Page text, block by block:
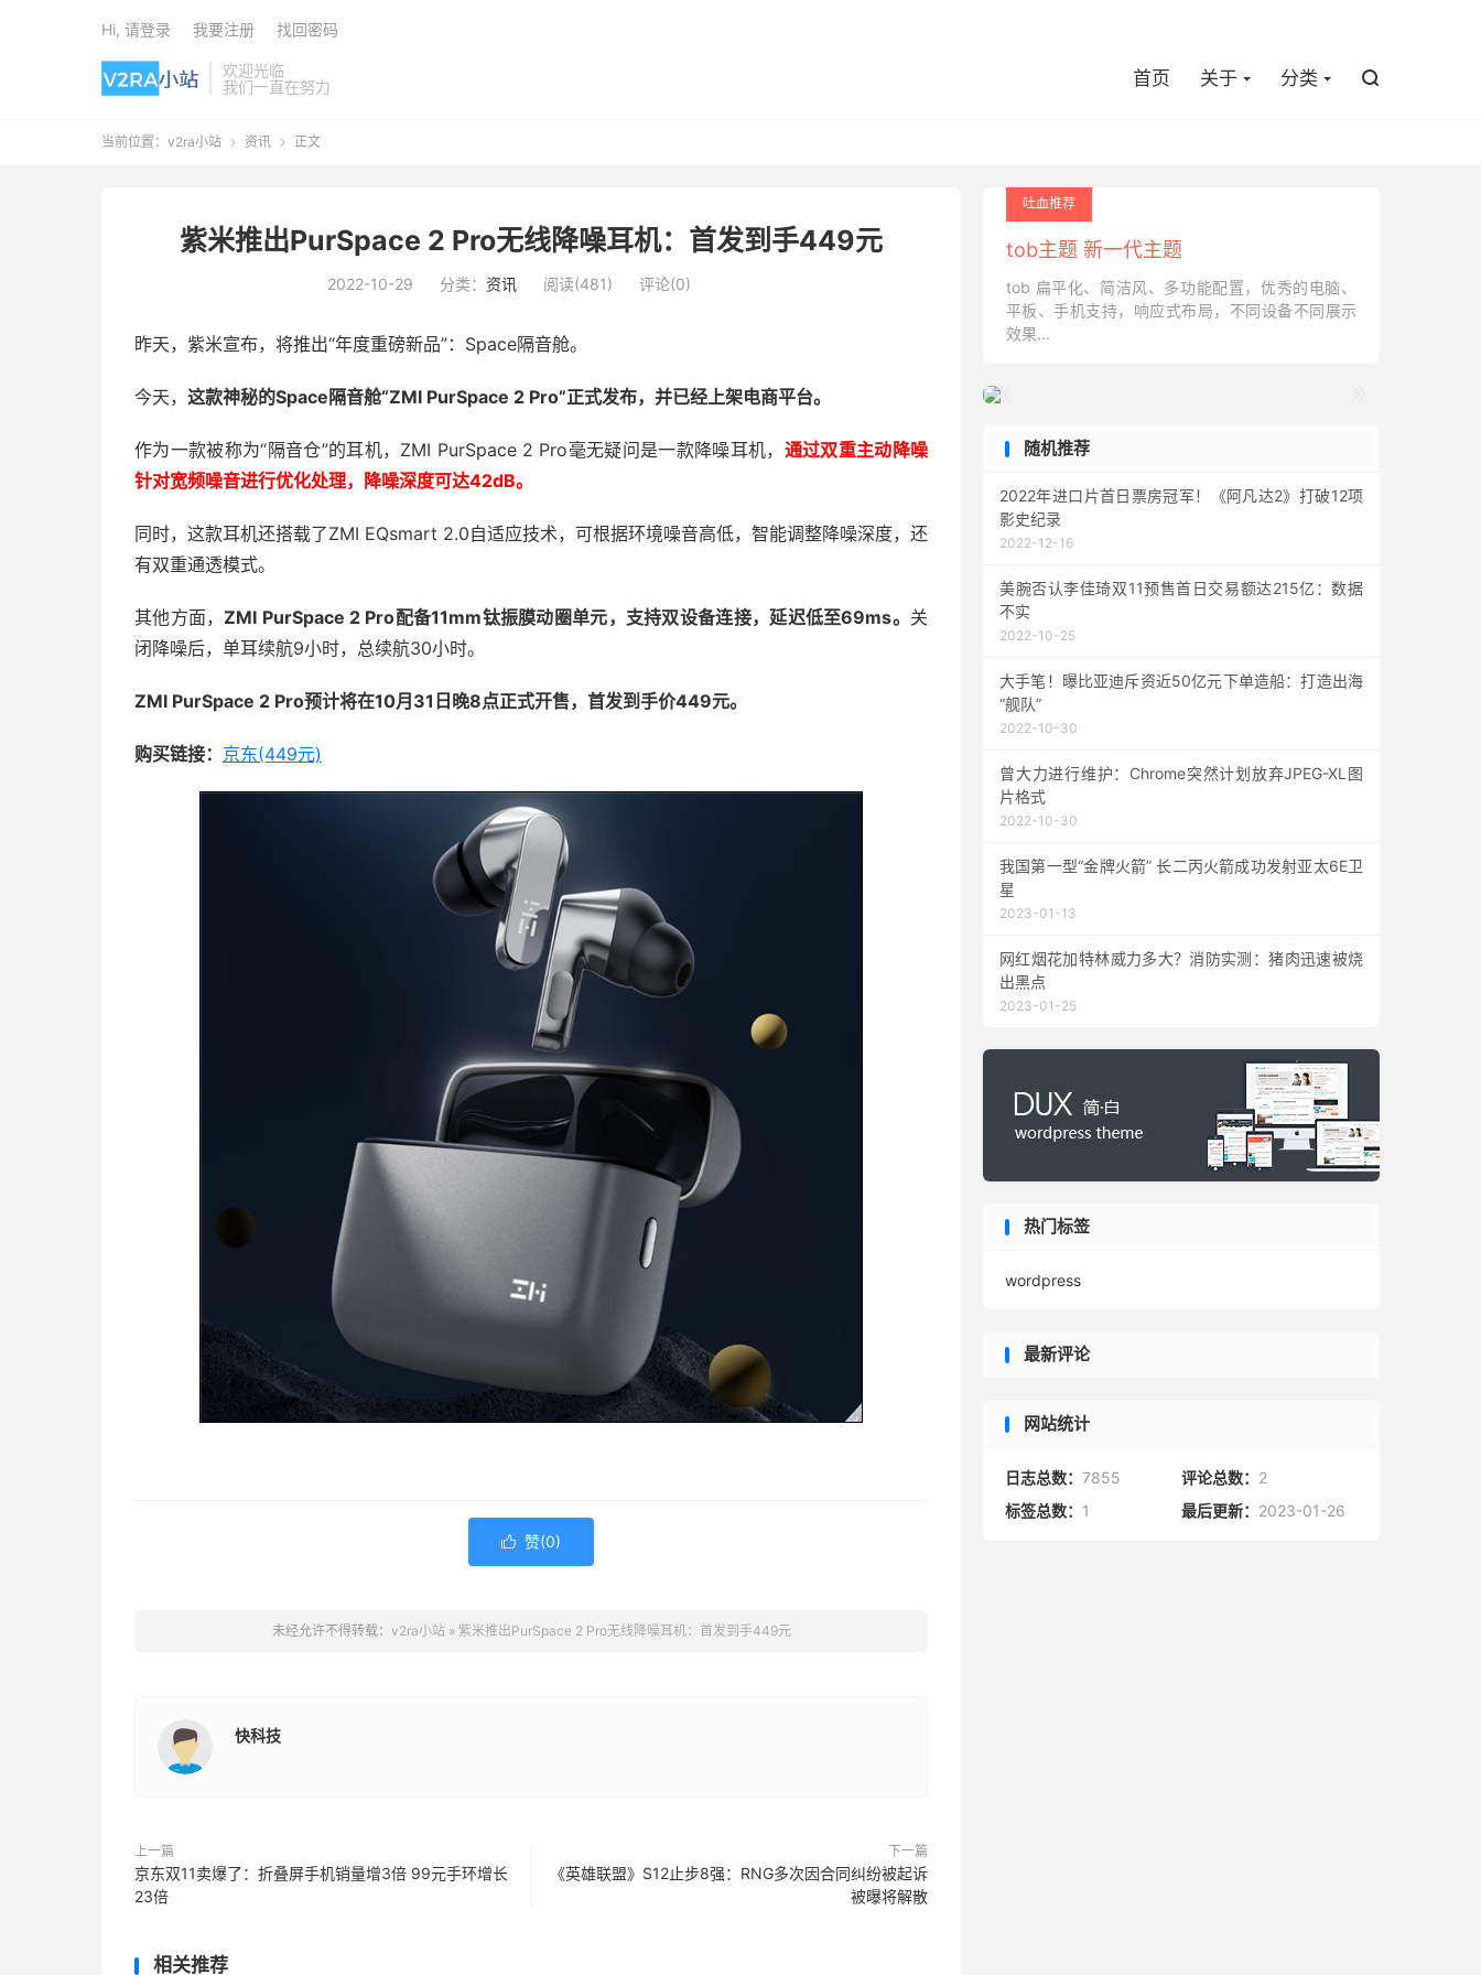
欢迎光临
我们一直在努力
首页 关于 分类 
Hi, 请登录 我要注册 找回密码
当前位置： v2ra小站  资讯  正文
紫米推出PurSpace 2 Pro无线降噪耳机：首发到手449元
2022-10-29 分类： 资讯 阅读(481) 评论(0)
昨天，紫米宣布，将推出“年度重磅新品”：Space隔音舱。
今天， 这款神秘的Space隔音舱“ZMI PurSpace 2 Pro”正式发布，并已经上架电商平台。
作为一款被称为“隔音仓”的耳机，ZMI PurSpace 2 Pro毫无疑问是一款降噪耳机， 通过双重主动降噪
针对宽频噪音进行优化处理，降噪深度可达42dB。
同时，这款耳机还搭载了ZMI EQsmart 2.0自适应技术，可根据环境噪音高低，智能调整降噪深度，还
有双重通透模式。
其他方面，ZMI PurSpace 2 Pro配备11mm钛振膜动圈单元，支持双设备连接，延迟低至69ms。 关
闭降噪后，单耳续航9小时，总续航30小时。
ZMI PurSpace 2 Pro预计将在10月31日晚8点正式开售，首发到手价449元。
购买链接： 京东(449元)
 赞(0)
未经允许不得转载： v2ra小站» 紫米推出PurSpace 2 Pro无线降噪耳机：首发到手449元
快科技
上一篇
京东双11卖爆了：折叠屏手机销量增3倍 99元手环增长
23倍
下一篇
《英雄联盟》S12止步8强：RNG多次因合同纠纷被起诉
被曝将解散
相关推荐
吐血推荐
tob主题 新一代主题
tob 扁平化、简洁风、多功能配置，优秀的电脑、
平板、手机支持，响应式布局，不同设备不同展示
效果...

随机推荐
2022年进口片首日票房冠军！《阿凡达2》打破12项
影史纪录
2022-12-16
美腕否认李佳琦双11预售首日交易额达215亿：数据
不实
2022-10-25
大手笔！曝比亚迪斥资近50亿元下单造船：打造出海
“舰队”
2022-10-30
曾大力进行维护：Chrome突然计划放弃JPEG-XL图
片格式
2022-10-30
我国第一型“金牌火箭” 长二丙火箭成功发射亚太6E卫
星
2023-01-13
网红烟花加特林威力多大？消防实测：猪肉迅速被烧
出黑点
2023-01-25
热门标签
wordpress
最新评论
网站统计
日志总数： 7855 评论总数： 2
标签总数： 1 最后更新： 2023-01-26